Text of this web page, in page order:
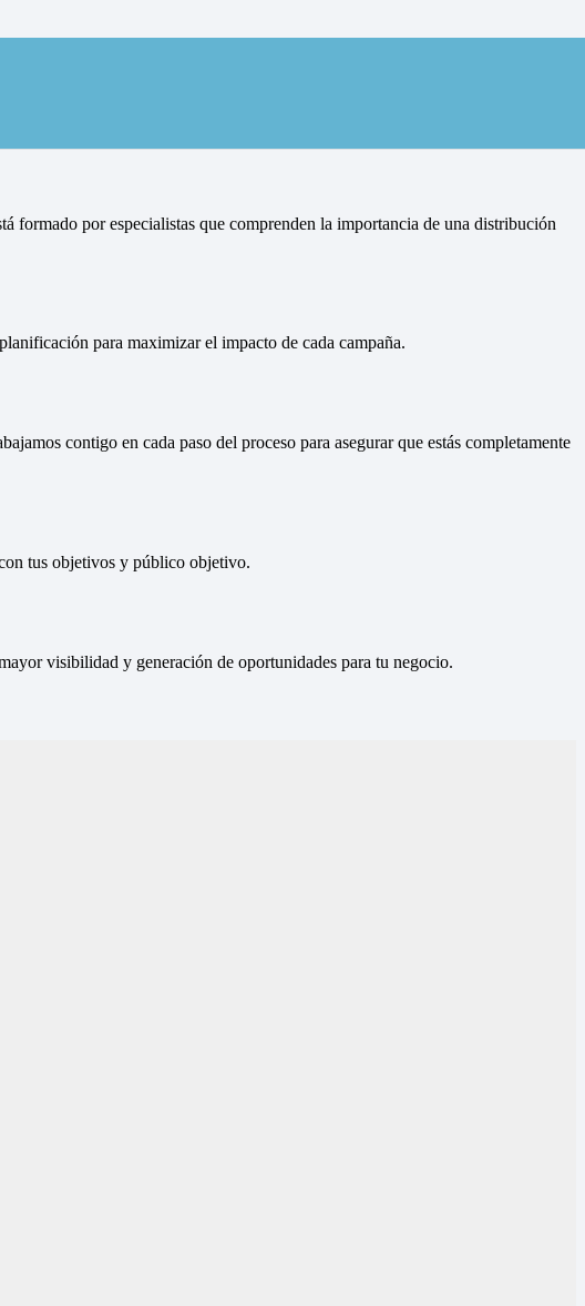
formado por especialistas que comprenden la importancia de una distribución
para maximizar el impacto de cada campaña.
contigo en cada paso del proceso para asegurar que estás completamente
tus objetivos y público objetivo.
visibilidad y generación de oportunidades para tu negocio.